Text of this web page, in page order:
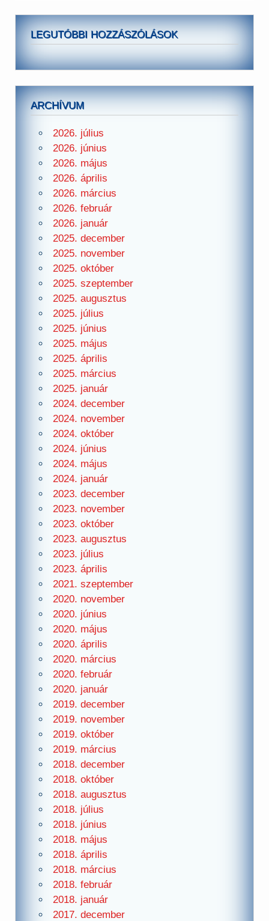
LEGUTÓBBI HOZZÁSZÓLÁSOK
ARCHÍVUM
2026. július
2026. június
2026. május
2026. április
2026. március
2026. február
2026. január
2025. december
2025. november
2025. október
2025. szeptember
2025. augusztus
2025. július
2025. június
2025. május
2025. április
2025. március
2025. január
2024. december
2024. november
2024. október
2024. június
2024. május
2024. január
2023. december
2023. november
2023. október
2023. augusztus
2023. július
2023. április
2021. szeptember
2020. november
2020. június
2020. május
2020. április
2020. március
2020. február
2020. január
2019. december
2019. november
2019. október
2019. március
2018. december
2018. október
2018. augusztus
2018. július
2018. június
2018. május
2018. április
2018. március
2018. február
2018. január
2017. december